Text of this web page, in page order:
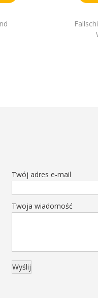
Twój adres e-mail
Twoja wiadomość